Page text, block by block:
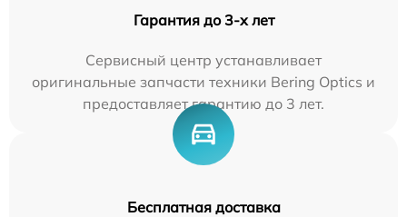
Гарантия до 3-х лет
Сервисный центр устанавливает
оригинальные запчасти техники Bering Optics и
предоставляет гарантию до 3 лет.
Бесплатная доставка